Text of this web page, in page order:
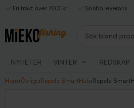
Fri frakt över 700 kr Snabb leverans
NYHETER VINTER REDSKAP
Hem›Övrigt›Rapala SmartHub›Rapala